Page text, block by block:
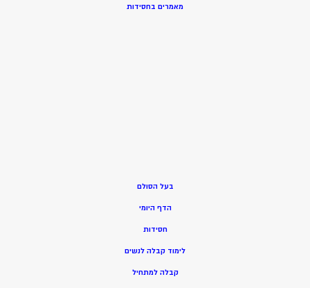
מאמרים בחסידות
בעל הסולם
הדף היומי
חסידות
לימוד קבלה לנשים
קבלה למתחיל